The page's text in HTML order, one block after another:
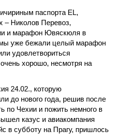
паспорта EL,
– Николов Перевоз,
и марафон Ювяскюля в
уже бежали целый марафон
удовлетвориться
хорошо, несмотря на
24.02., которую
до нового года, решив после
по Чехии и пожить немного в
казус и авиакомпания
в субботу на Прагу, пришлось